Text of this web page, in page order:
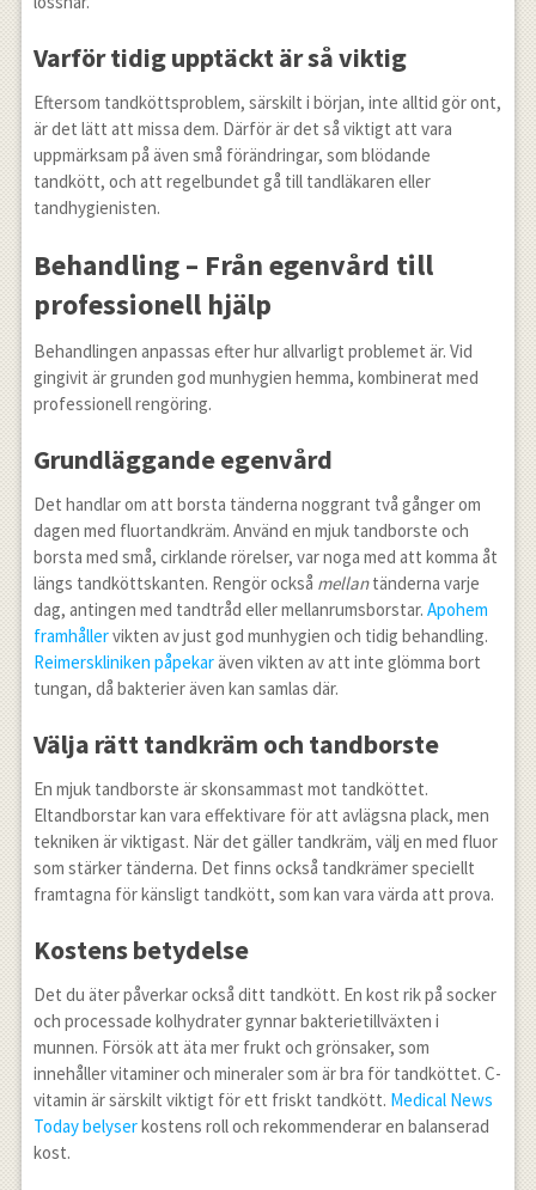
Varför tidig upptäckt är så viktig
Eftersom tandköttsproblem, särskilt i början, inte alltid gör ont,
är det lätt att missa dem. Därför är det så viktigt att vara
uppmärksam på även små förändringar, som blödande
tandkött, och att regelbundet gå till tandläkaren eller
tandhygienisten.
Behandling – Från egenvård till
professionell hjälp
Behandlingen anpassas efter hur allvarligt problemet är. Vid
gingivit är grunden god munhygien hemma, kombinerat med
professionell rengöring.
Grundläggande egenvård
Det handlar om att borsta tänderna noggrant två gånger om
dagen med fluortandkräm. Använd en mjuk tandborste och
borsta med små, cirklande rörelser, var noga med att komma åt
längs tandköttskanten. Rengör också mellantänderna varje
dag, antingen med tandtråd eller mellanrumsborstar. Apohem
framhållervikten av just god munhygien och tidig behandling.
Reimerskliniken påpekaräven vikten av att inte glömma bort
tungan, då bakterier även kan samlas där.
Välja rätt tandkräm och tandborste
En mjuk tandborste är skonsammast mot tandköttet.
Eltandborstar kan vara effektivare för att avlägsna plack, men
tekniken är viktigast. När det gäller tandkräm, välj en med fluor
som stärker tänderna. Det finns också tandkrämer speciellt
framtagna för känsligt tandkött, som kan vara värda att prova.
Kostens betydelse
Det du äter påverkar också ditt tandkött. En kost rik på socker
och processade kolhydrater gynnar bakterietillväxten i
munnen. Försök att äta mer frukt och grönsaker, som
innehåller vitaminer och mineraler som är bra för tandköttet. C-
vitamin är särskilt viktigt för ett friskt tandkött. Medical News
Today belyserkostens roll och rekommenderar en balanserad
kost.